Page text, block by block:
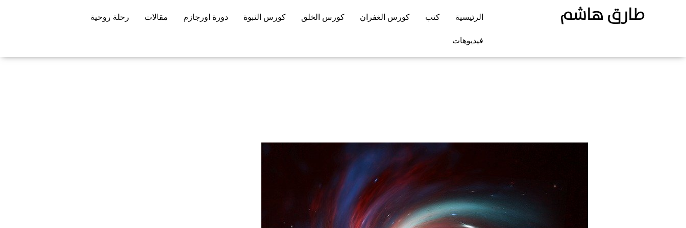
طارق هاشم الرئيسية كتب كورس الغفران كورس الخلق كورس النبوة دورة اورجازم مقالات رحلة روحية
فيديوهات